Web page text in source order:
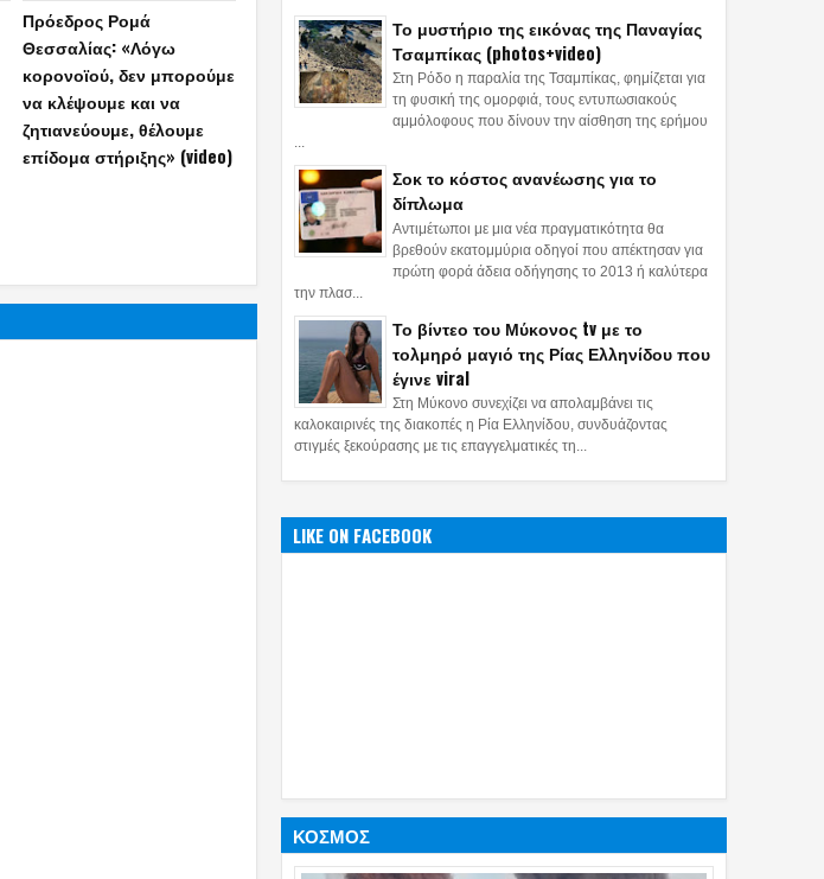
Άννα Κουρουπού:
Ανάρτηση «κόλαφος» για
την υπόθεση Σταύρου
Γεωργίου – Η κpυφń ζωή
(photo)
Φυλάκιο Ορεστιάδας -
Κυβέρνηση: «Νοικιάστε τα
χωράφια σας για τον
καταυλισμό αλλοδαπών
αλλιώς… επίταξη»! (photo)
Παρά τη θύελλα
αντιδράσεων η
κυβέρνηση προχωρά
στην κατασκευή του
καταυλισμού των
Δείτε την απόφαση
Ρομά κατά
Χαρδαλιά στον
βίντεο-
Το μυστήριο της εικόνας της Παναγίας
Τσαμπίκας (photos+video)
Στη Ρόδο η παραλία της Τσαμπίκας, φημίζεται για
τη φυσική της ομορφιά, τους εντυπωσιακούς
αμμόλοφους που δίνουν την αίσθηση της ερήμου
...
Σοκ το κόστος ανανέωσης για το
δίπλωμα
Αντιμέτωποι με μια νέα πραγματικότητα θα
βρεθούν εκατομμύρια οδηγοί που απέκτησαν για
πρώτη φορά άδεια οδήγησης το 2013 ή καλύτερα
την πλασ...
Το βίντεο του Μύκονος tv με το
τολμηρό μαγιό της Ρίας Ελληνίδου που
έγινε viral
Στη Μύκονο συνεχίζει να απολαμβάνει τις
καλοκαιρινές της διακοπές η Ρία Ελληνίδου, συνδυάζοντας
στιγμές ξεκούρασης με τις επαγγελματικές τη...
LIKE ON FACEBOOK
ΚΟΣΜΟΣ